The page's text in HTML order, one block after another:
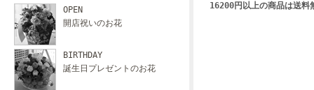
OPEN
開店祝いのお花
BIRTHDAY
誕生日プレゼントのお花
16200円以上の商品は送料